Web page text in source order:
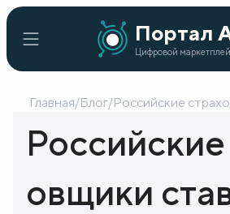
Портал
Цифровой
Портал
API
Цифровой
маркетплейс
Главная
Каталог
Главная/Блог/Российские
овщики